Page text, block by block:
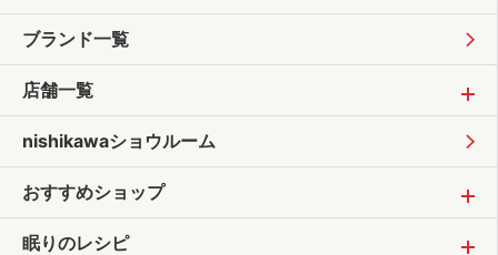
ブランド一覧
店舗一覧
nishikawaショウルーム
おすすめショップ
眠りのレシピ